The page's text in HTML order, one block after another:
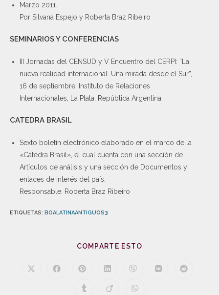
Marzo 2011.
Por Silvana Espejo y Roberta Braz Ribeiro
SEMINARIOS Y CONFERENCIAS
III Jornadas del CENSUD y V Encuentro del CERPI: “La
nueva realidad internacional. Una mirada desde el Sur”,
16 de septiembre, Instituto de Relaciones
Internacionales, La Plata, República Argentina.
CATEDRA BRASIL
Sexto boletín electrónico elaborado en el marco de la
«Cátedra Brasil», el cual cuenta con una sección de
Artículos de análisis y una sección de Documentos y
enlaces de interés del país.
Responsable: Roberta Braz Ribeiro
ETIQUETAS: BOALATINAANTIGUOS3
COMPARTE ESTO